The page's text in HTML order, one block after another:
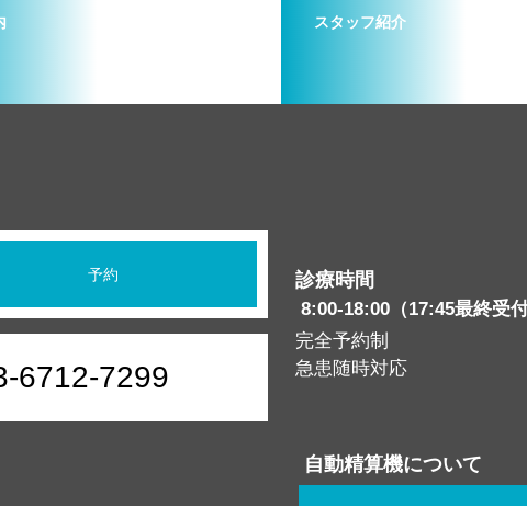
スタッフ紹介
予約
6712-7299
診療時間
8:00-18:00（17:45最終受
完全予約制
急患随時対応
自動精算機について